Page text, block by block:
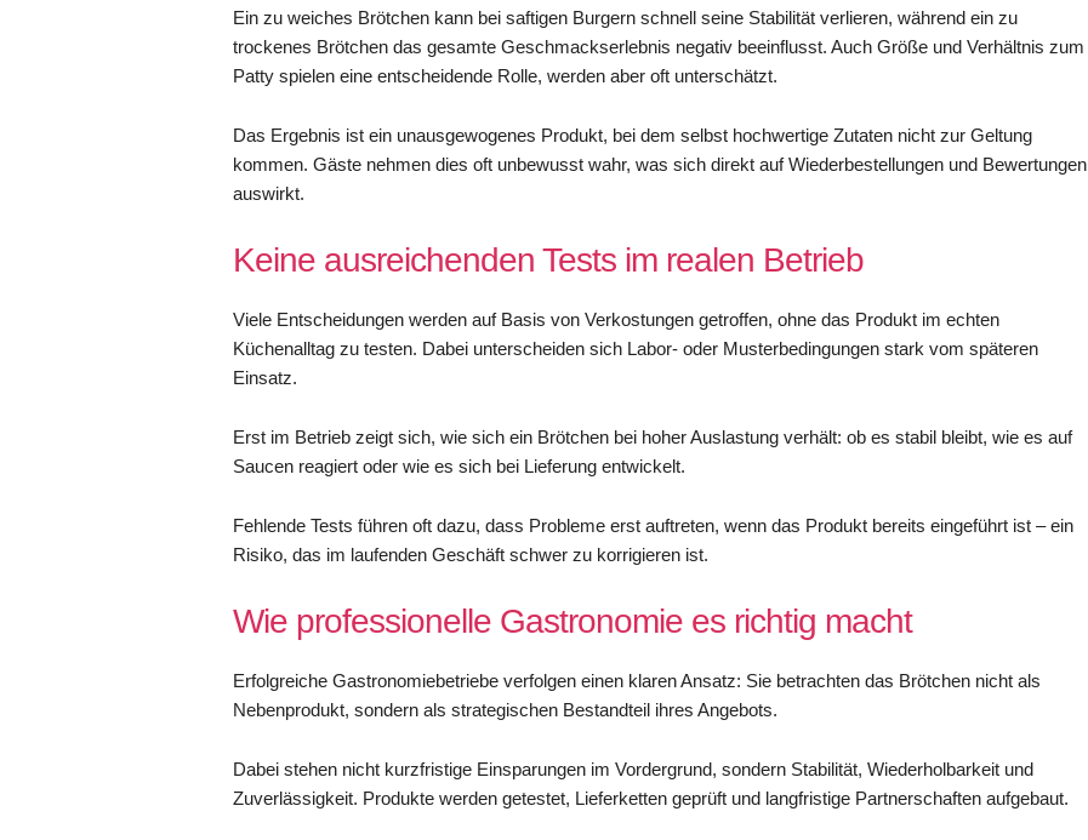
Ein zu weiches Brötchen kann bei saftigen Burgern schnell seine Stabilität verlieren, während ein zu
trockenes Brötchen das gesamte Geschmackserlebnis negativ beeinflusst. Auch Größe und Verhältnis zum
Patty spielen eine entscheidende Rolle, werden aber oft unterschätzt.
Das Ergebnis ist ein unausgewogenes Produkt, bei dem selbst hochwertige Zutaten nicht zur Geltung
kommen. Gäste nehmen dies oft unbewusst wahr, was sich direkt auf Wiederbestellungen und Bewertungen
auswirkt.
Keine ausreichenden Tests im realen Betrieb
Viele Entscheidungen werden auf Basis von Verkostungen getroffen, ohne das Produkt im echten
Küchenalltag zu testen. Dabei unterscheiden sich Labor- oder Musterbedingungen stark vom späteren
Einsatz.
Erst im Betrieb zeigt sich, wie sich ein Brötchen bei hoher Auslastung verhält: ob es stabil bleibt, wie es auf
Saucen reagiert oder wie es sich bei Lieferung entwickelt.
Fehlende Tests führen oft dazu, dass Probleme erst auftreten, wenn das Produkt bereits eingeführt ist – ein
Risiko, das im laufenden Geschäft schwer zu korrigieren ist.
Wie professionelle Gastronomie es richtig macht
Erfolgreiche Gastronomiebetriebe verfolgen einen klaren Ansatz: Sie betrachten das Brötchen nicht als
Nebenprodukt, sondern als strategischen Bestandteil ihres Angebots.
Dabei stehen nicht kurzfristige Einsparungen im Vordergrund, sondern Stabilität, Wiederholbarkeit und
Zuverlässigkeit. Produkte werden getestet, Lieferketten geprüft und langfristige Partnerschaften aufgebaut.